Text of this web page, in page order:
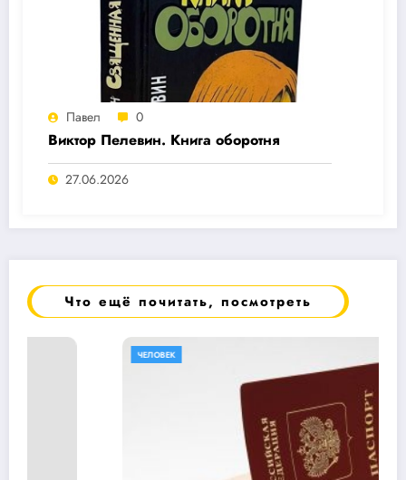
Павел 0
Виктор Пелевин. Книга оборотня
27.06.2026
Что ещё почитать, посмотреть